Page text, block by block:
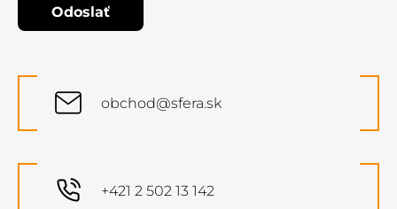
Odoslať
obchod@sfera.sk
+421 2 502 13 142